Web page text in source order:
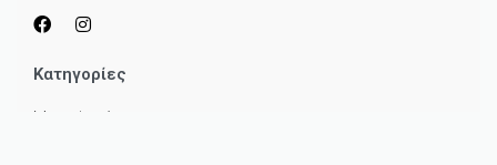
Κατηγορίες
Μικροέπιπλα